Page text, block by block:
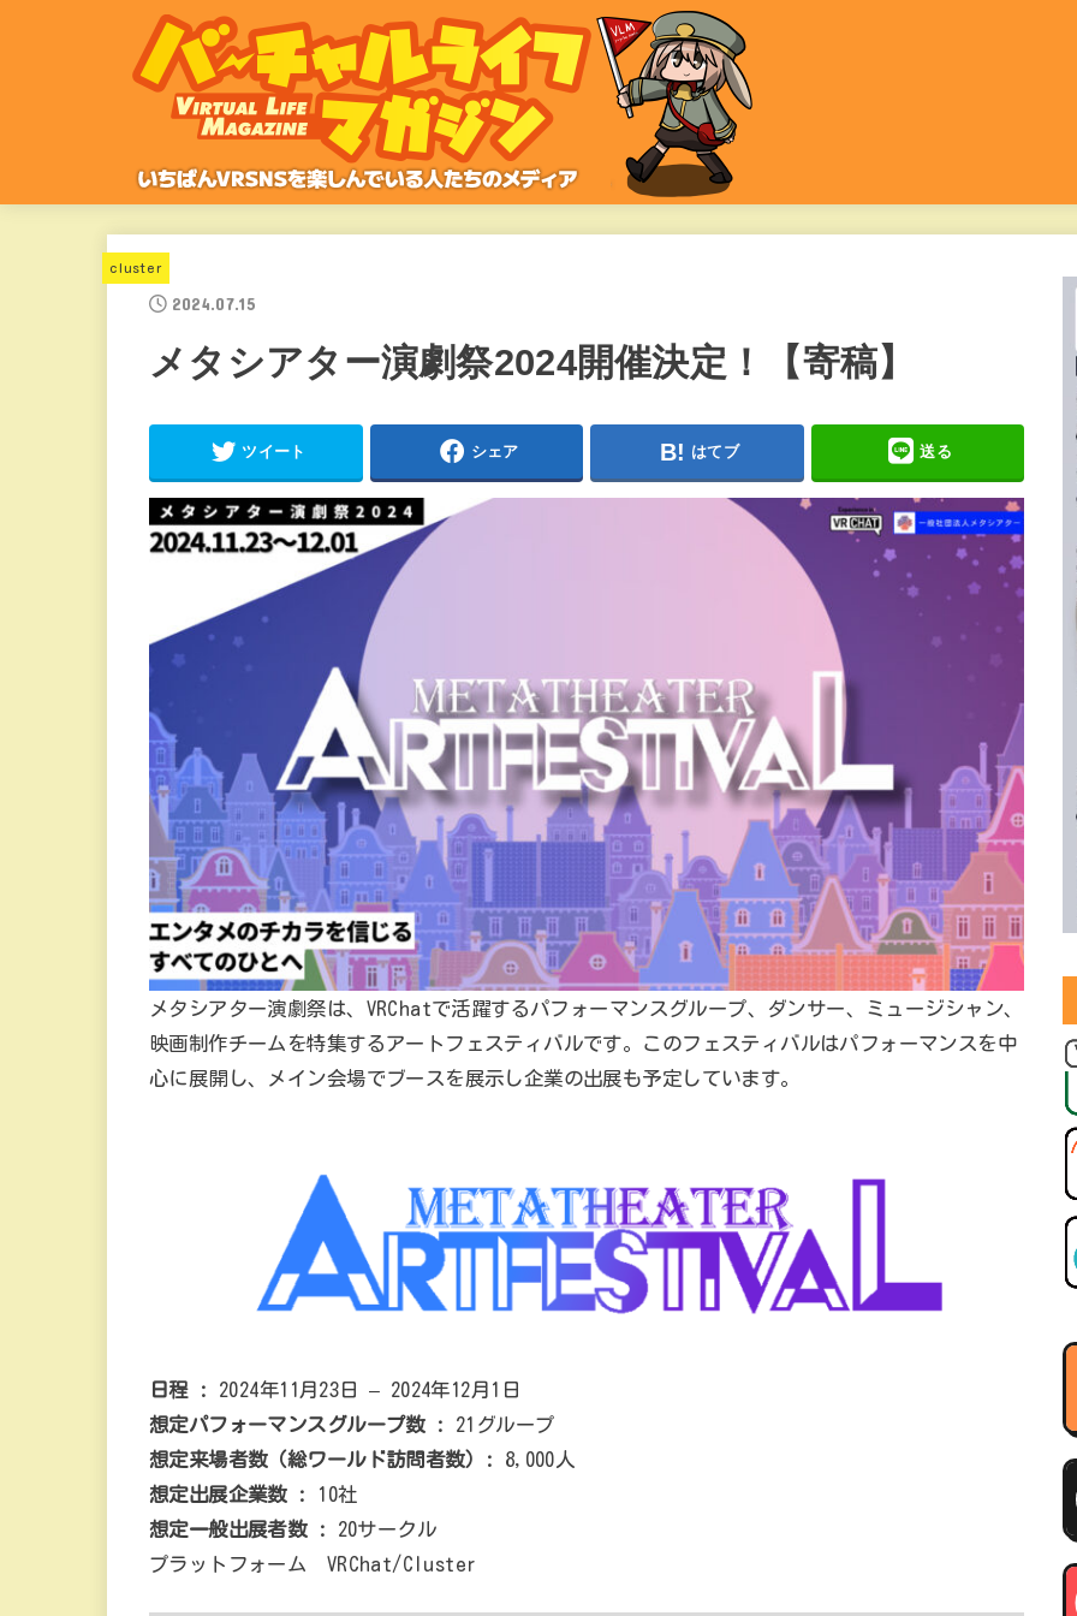
cluster
2024.07.15
メタシアター演劇祭2024開催決定！【寄稿】
ツイート シェア はてブ 送る
メタシアター演劇祭は、VRChatで活躍するパフォーマンスグループ、ダンサー、ミュージシャン、
映画制作チームを特集するアートフェスティバルです。このフェスティバルはパフォーマンスを中
心に展開し、メイン会場でブースを展示し企業の出展も予定しています。
日程 :
2024年11月23日 – 2024年12月1日
想定パフォーマンスグループ数 :
21グループ
想定来場者数（総ワールド訪問者数）:
8,000人
想定出展企業数 :
10社
想定一般出展者数 :
20サークル
プラットフォーム VRChat/Cluster